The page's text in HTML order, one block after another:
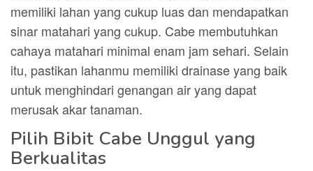
memiliki lahan yang cukup luas dan mendapatkan
sinar matahari yang cukup. Cabe membutuhkan
cahaya matahari minimal enam jam sehari. Selain
itu, pastikan lahanmu memiliki drainase yang baik
untuk menghindari genangan air yang dapat
merusak akar tanaman.
Pilih Bibit Cabe Unggul yang
Berkualitas